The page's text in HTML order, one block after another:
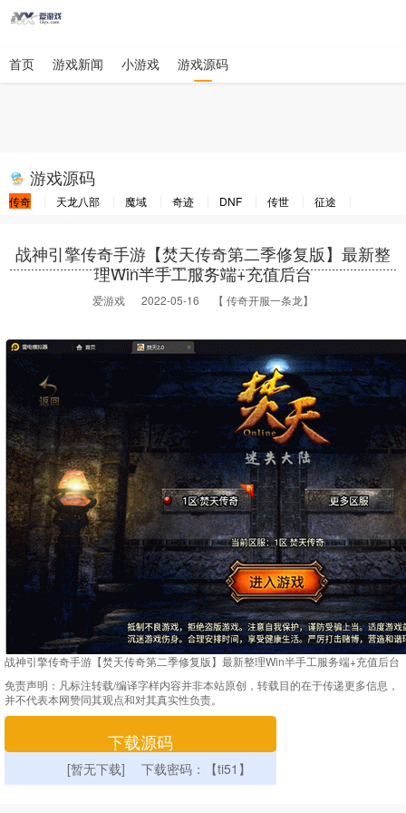
首页 游戏新闻 小游戏 游戏源码
游戏源码
传奇 天龙八部 魔域 奇迹 DNF 传世
征途
战神引擎传奇手游【焚天传奇第二季修复版】最新整
理Win半手工服务端+充值后台
爱游戏 2022-05-16 【 传奇开服一条龙】
战神引擎传奇手游【焚天传奇第二季修复版】最新整理Win半手工服务端+充值后台
免责声明： 凡标注转载/编译字样内容并非本站原创，转载目的在于传递更多信息，
并不代表本网赞同其观点和对其真实性负责。
下载源码
[暂无下载] 下载密码：【ti51】